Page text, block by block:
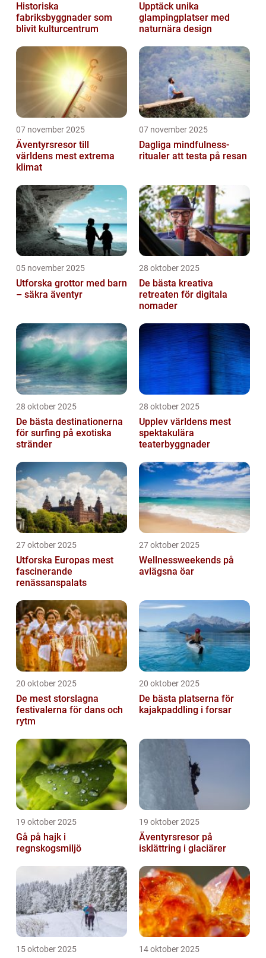
Historiska
fabriksbyggnader som
blivit kulturcentrum
Upptäck unika
glampingplatser med
naturnära design
07 november 2025
Äventyrsresor till
världens mest extrema
klimat
07 november 2025
Dagliga mindfulness-
ritualer att testa på resan
05 november 2025
Utforska grottor med barn
– säkra äventyr
28 oktober 2025
De bästa kreativa
retreaten för digitala
nomader
28 oktober 2025
De bästa destinationerna
för surfing på exotiska
stränder
28 oktober 2025
Upplev världens mest
spektakulära
teaterbyggnader
27 oktober 2025
Utforska Europas mest
fascinerande
renässanspalats
27 oktober 2025
Wellnessweekends på
avlägsna öar
20 oktober 2025
De mest storslagna
festivalerna för dans och
rytm
20 oktober 2025
De bästa platserna för
kajakpaddling i forsar
19 oktober 2025
Gå på hajk i
regnskogsmiljö
19 oktober 2025
Äventyrsresor på
isklättring i glaciärer
15 oktober 2025 14 oktober 2025